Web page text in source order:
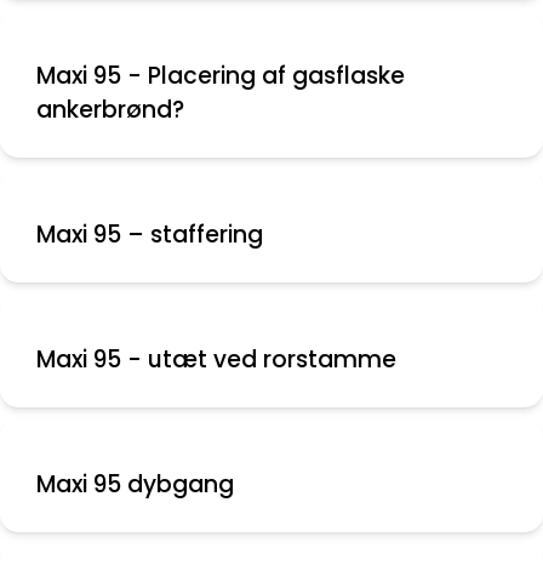
Maxi 95 - Placering af gasflaske
ankerbrønd?
Maxi 95 – staffering
Maxi 95 - utæt ved rorstamme
Maxi 95 dybgang